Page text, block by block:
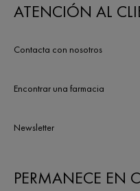
ATENCIÓN AL
Contacta con nosotros
Encontrar una farmacia
Newsletter
PERMANECE EN